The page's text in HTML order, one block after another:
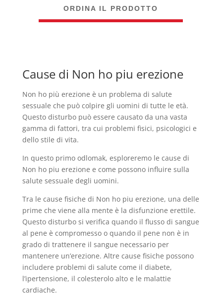
ORDINA IL PRODOTTO
Cause di Non ho piu erezione
Non ho più erezione è un problema di salute
sessuale che può colpire gli uomini di tutte le età.
Questo disturbo può essere causato da una vasta
gamma di fattori, tra cui problemi fisici, psicologici e
dello stile di vita.
In questo primo odlomak, esploreremo le cause di
Non ho piu erezione e come possono influire sulla
salute sessuale degli uomini.
Tra le cause fisiche di Non ho piu erezione, una delle
prime che viene alla mente è la disfunzione erettile.
Questo disturbo si verifica quando il flusso di sangue
al pene è compromesso o quando il pene non è in
grado di trattenere il sangue necessario per
mantenere un’erezione. Altre cause fisiche possono
includere problemi di salute come il diabete,
l’ipertensione, il colesterolo alto e le malattie
cardiache.